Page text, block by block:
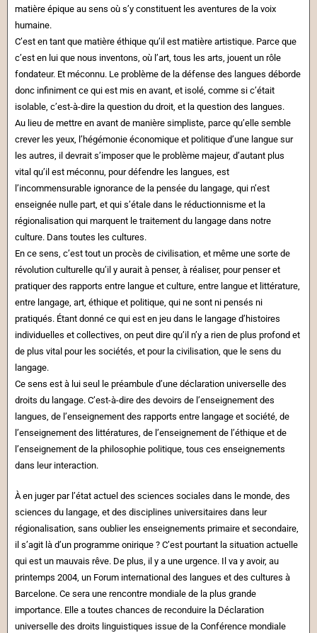
matière épique au sens où s’y constituent les aventures de la voix
humaine.
C’est en tant que matière éthique qu’il est matière artistique. Parce que
c’est en lui que nous inventons, où l’art, tous les arts, jouent un rôle
fondateur. Et méconnu. Le problème de la défense des langues déborde
donc infiniment ce qui est mis en avant, et isolé, comme si c’était
isolable, c’est-à-dire la question du droit, et la question des langues.
Au lieu de mettre en avant de manière simpliste, parce qu’elle semble
crever les yeux, l’hégémonie économique et politique d’une langue sur
les autres, il devrait s’imposer que le problème majeur, d’autant plus
vital qu’il est méconnu, pour défendre les langues, est
l’incommensurable ignorance de la pensée du langage, qui n’est
enseignée nulle part, et qui s’étale dans le réductionnisme et la
régionalisation qui marquent le traitement du langage dans notre
culture. Dans toutes les cultures.
En ce sens, c’est tout un procès de civilisation, et même une sorte de
révolution culturelle qu’il y aurait à penser, à réaliser, pour penser et
pratiquer des rapports entre langue et culture, entre langue et littérature,
entre langage, art, éthique et politique, qui ne sont ni pensés ni
pratiqués. Étant donné ce qui est en jeu dans le langage d’histoires
individuelles et collectives, on peut dire qu’il n’y a rien de plus profond et
de plus vital pour les sociétés, et pour la civilisation, que le sens du
langage.
Ce sens est à lui seul le préambule d’une déclaration universelle des
droits du langage. C’est-à-dire des devoirs de l’enseignement des
langues, de l’enseignement des rapports entre langage et société, de
l’enseignement des littératures, de l’enseignement de l’éthique et de
l’enseignement de la philosophie politique, tous ces enseignements
dans leur interaction.
À en juger par l’état actuel des sciences sociales dans le monde, des
sciences du langage, et des disciplines universitaires dans leur
régionalisation, sans oublier les enseignements primaire et secondaire,
il s’agit là d’un programme onirique ? C’est pourtant la situation actuelle
qui est un mauvais rêve. De plus, il y a une urgence. Il va y avoir, au
printemps 2004, un Forum international des langues et des cultures à
Barcelone. Ce sera une rencontre mondiale de la plus grande
importance. Elle a toutes chances de reconduire la Déclaration
universelle des droits linguistiques issue de la Conférence mondiale